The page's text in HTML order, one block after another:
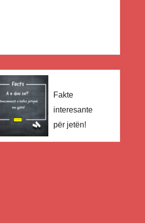
Fakte
interesante
për jetën!